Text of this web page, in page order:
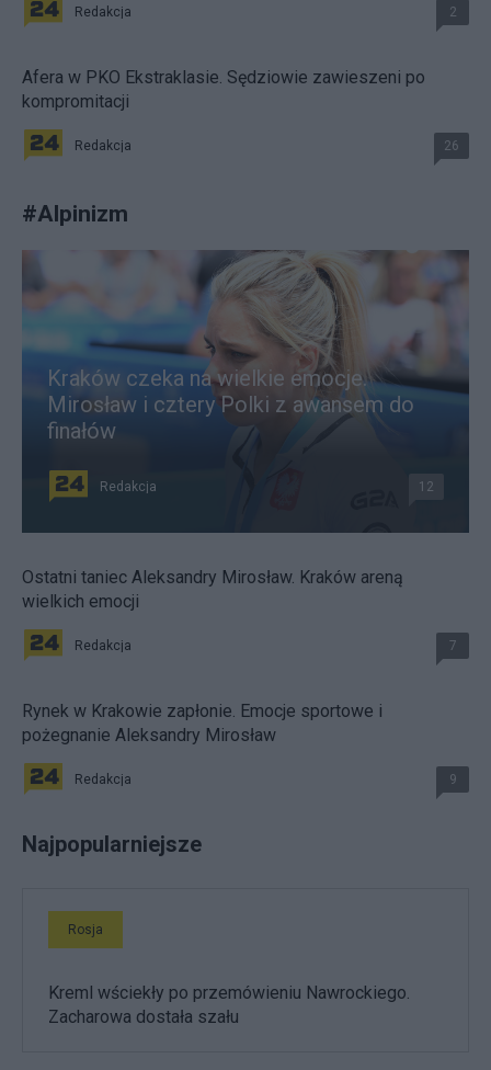
Redakcja 2
Afera w PKO Ekstraklasie. Sędziowie zawieszeni po
kompromitacji
Redakcja 26
#Alpinizm
Kraków czeka na wielkie emocje.
Mirosław i cztery Polki z awansem do
finałów
Redakcja 12
Ostatni taniec Aleksandry Mirosław. Kraków areną
wielkich emocji
Redakcja 7
Rynek w Krakowie zapłonie. Emocje sportowe i
pożegnanie Aleksandry Mirosław
Redakcja 9
Najpopularniejsze
Rosja
Kreml wściekły po przemówieniu Nawrockiego.
Zacharowa dostała szału